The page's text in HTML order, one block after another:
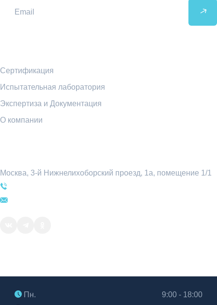
Сертификация
Испытательная лаборатория
Экспертиза и Документация
О компании
Москва, 3-й Нижнелихоборский проезд, 1а, помещение 1/1
Пн.
9:00 - 18:00